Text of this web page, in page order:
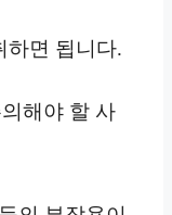
하면 됩니다.
해야 할 사